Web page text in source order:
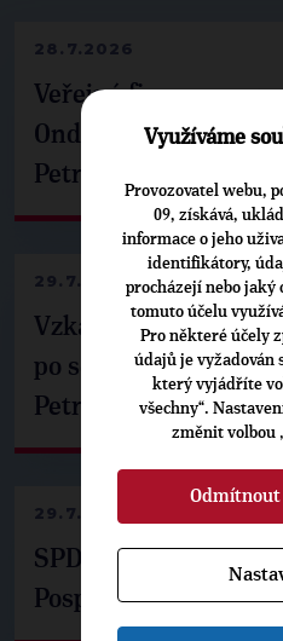
28.7.2026
Veřejné finance,
Ondřej Havel jednal s
Petrem Pavlem
29.7.2026
Vzkaz Matěje
po setkání s
Petrem Pavlem
29.7.2026
SPD už není ve
Pospíšil: Je tu pachuť
Využíváme
Provozovatel webu,
09, získává,
informace o jeho
identifikátory,
procházejí nebo jaký
tomuto účelu
Pro některé účely
údajů je vyžadován
který vyjádříte
všechny“.
změnit volbou
Odmítnout